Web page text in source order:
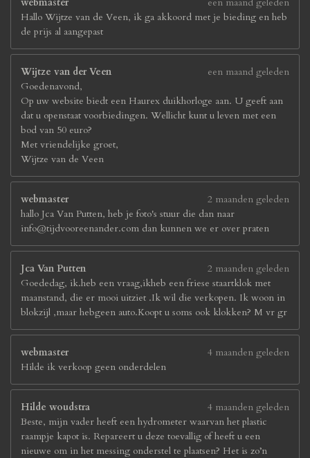
Hallo Wijtze van de Veen, ik ga akkoord met je bieding en heb
de prijs al aangepast
Wijtze van der Veen
een maand geleden
Goedenavond,
Op uw website biedt een Haurex duikhorloge aan. U geeft aan
dat u openstaat voorbiedingen. Wellicht kunt u leven met een
bod van 50 euro?
Met vriendelijke groet,
Wijtze van de Veen
webmaster
2 maanden geleden
hallo Jca Van Putten, heb je foto's stuur die dan naar
info@tijdvooreenander.com dan kunnen we er over praten
Jca Van Putten
2 maanden geleden
Goededag, ik.heb een vraag,ikheb een friese staartklok met
maanstand, die er mooi uitziet .Ik wil die verkopen. Ik woon in
blokzijl ,maar hebgeen auto.Koopt u soms ook klokken? M vr gr
webmaster
4 maanden geleden
Hilde ik verkoop geen onderdelen
Hilde woudstra
4 maanden geleden
Beste, mijn vader heeft een hydrometer waarvan het plastic
raampje kapot is. Repareert u deze toevallig of heeft u een
nieuwe om in het messing onderstel te plaatsen? Het is zo’n